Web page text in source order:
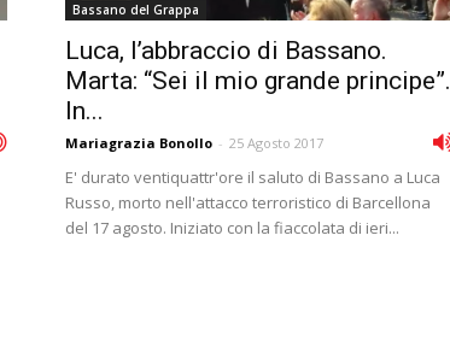
Bassano del Grappa
Luca, l’abbraccio di Bassano.
Marta: “Sei il mio grande principe”.
In...
Mariagrazia Bonollo - 25 Agosto 2017
E' durato ventiquattr'ore il saluto di Bassano a Luca
Russo, morto nell'attacco terroristico di Barcellona
del 17 agosto. Iniziato con la fiaccolata di ieri...